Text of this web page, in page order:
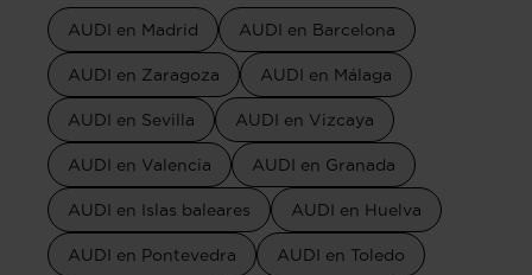
AUDI en Madrid AUDI en Barcelona
AUDI en Zaragoza AUDI en Málaga
AUDI en Sevilla AUDI en Vizcaya
AUDI en Valencia AUDI en Granada
AUDI en Islas baleares AUDI en Huelva
AUDI en Pontevedra AUDI en Toledo